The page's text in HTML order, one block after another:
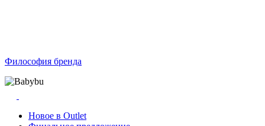
Философия бренда
Новое в Outlet